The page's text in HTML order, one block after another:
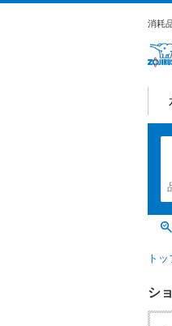
消耗
ト
シ